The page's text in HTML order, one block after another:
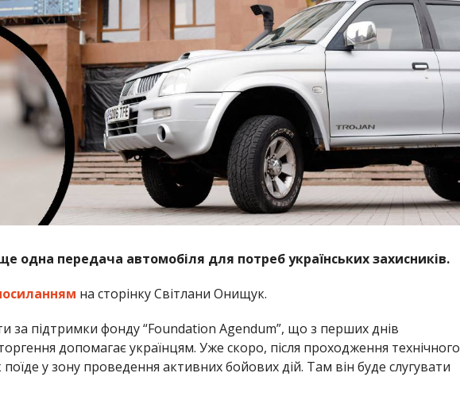
одна передача автомобіля для потреб українських захисників.
на сторінку Світлани Онищук.
за підтримки фонду “Foundation Agendum”, що з перших днів
допомагає українцям. Уже скоро, після проходження технічного
у зону проведення активних бойових дій. Там він буде слугувати